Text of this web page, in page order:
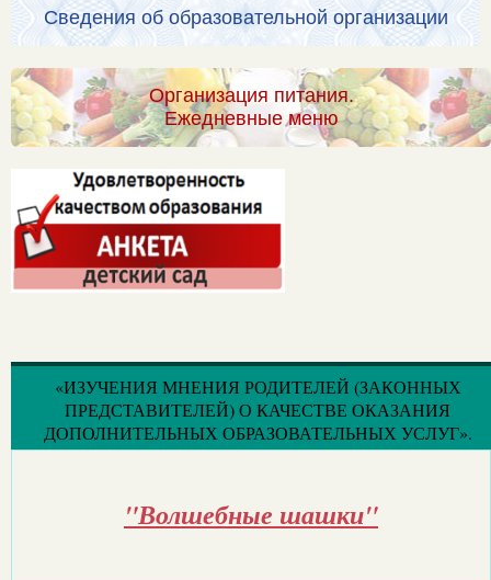
Сведения об образовательной организации
Организация питания.
Ежедневные меню
«ИЗУЧЕНИЯ МНЕНИЯ РОДИТЕЛЕЙ (ЗАКОННЫХ
ПРЕДСТАВИТЕЛЕЙ) О КАЧЕСТВЕ ОКАЗАНИЯ
ДОПОЛНИТЕЛЬНЫХ ОБРАЗОВАТЕЛЬНЫХ УСЛУГ».
"Волшебные шашки"